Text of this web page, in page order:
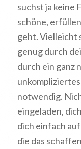
suchst ja keine
schöne,
geht. Vielleicht
genug durch
durch ein ganz
notwendig.
eingeladen,
dich einfach
die das